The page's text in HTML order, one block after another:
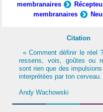
membranaires
membranaires
Citation
« Comment définir le réel
ressens, vois, goûtes ou
sont rien que des
interprétées par ton cerveau.
Andy Wachowski